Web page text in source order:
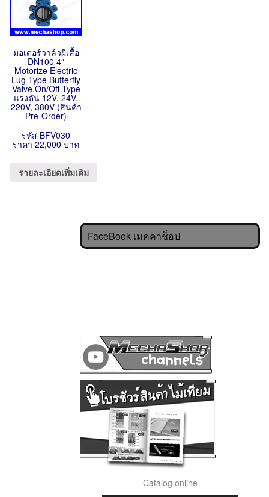
มอเตอร์วาล์วผีเสื้อ
DN100 4″
Motorize Electric
Lug Type Butterfly
Valve,On/Off Type
แรงดัน 12V, 24V,
220V, 380V (สินค้า
Pre-Order)
รหัส BFV030
ราคา 22,000 บาท
รายละเอียดเพิ่มเติม
FaceBook เมคคาช็อป
Catalog online